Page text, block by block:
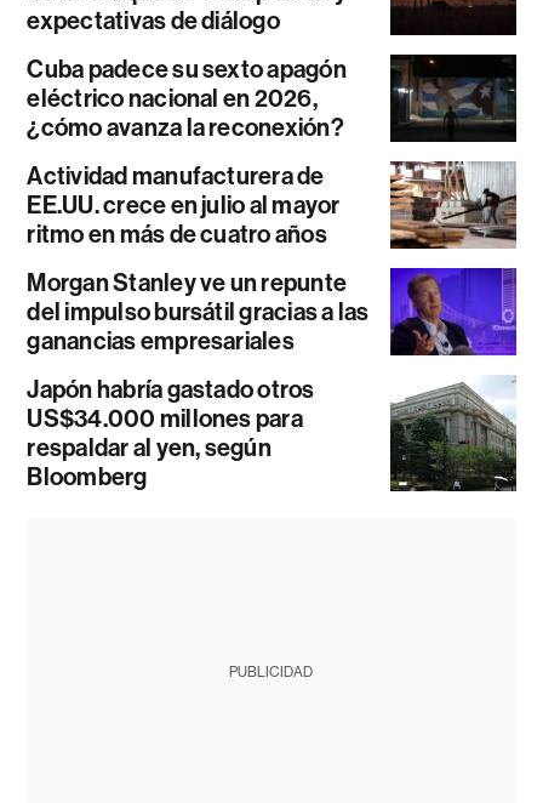
expectativas de diálogo
Cuba padece su sexto apagón
eléctrico nacional en 2026,
¿cómo avanza la reconexión?
Actividad manufacturera de
EE.UU. crece en julio al mayor
ritmo en más de cuatro años
Morgan Stanley ve un repunte
del impulso bursátil gracias a las
ganancias empresariales
Japón habría gastado otros
US$34.000 millones para
respaldar al yen, según
Bloomberg
PUBLICIDAD